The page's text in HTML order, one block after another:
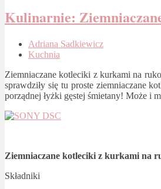
Kulinarnie:
Adriana Sadkiewicz
Kuchnia
Ziemniaczane kotleciki z kurkami na
sprawdziły się tu proste ziemniaczane
porządnej łyżki gęstej śmietany! Może i
Ziemniaczane kotleciki z kurkami na
Składniki